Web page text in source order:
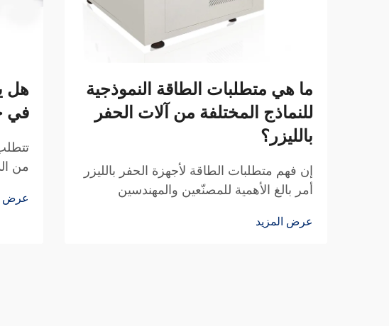
ما هي متطلبات الطاقة النموذجية
للنماذج المختلفة من آلات الحفر
بالليزر؟
إن فهم متطلبات الطاقة لأجهزة الحفر بالليزر
أمر بالغ الأهمية للمصنّعين والمهندسين
الصناعية. وتختلف المتطلبات الكهربائية لهذه
عرض المزيد
هل
في
من
وقد
عرض